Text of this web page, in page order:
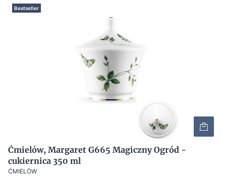
Bestseller
Ćmielów, Margaret G665 Magiczny Ogród -
cukiernica 350 ml
ĆMIELÓW